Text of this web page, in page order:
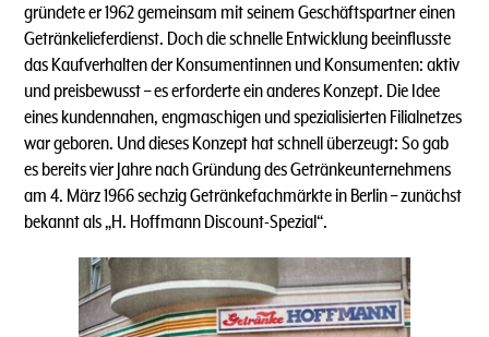
gründete er 1962 gemeinsam mit seinem Geschäftspartner einen
Getränkelieferdienst. Doch die schnelle Entwicklung beeinflusste
das Kaufverhalten der Konsumentinnen und Konsumenten: aktiv
und preisbewusst – es erforderte ein anderes Konzept. Die Idee
eines kundennahen, engmaschigen und spezialisierten Filialnetzes
war geboren. Und dieses Konzept hat schnell überzeugt: So gab
es bereits vier Jahre nach Gründung des Getränkeunternehmens
am 4. März 1966 sechzig Getränkefachmärkte in Berlin – zunächst
bekannt als „H. Hoffmann Discount-Spezial“.